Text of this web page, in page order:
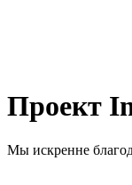
Проект
Мы искренне